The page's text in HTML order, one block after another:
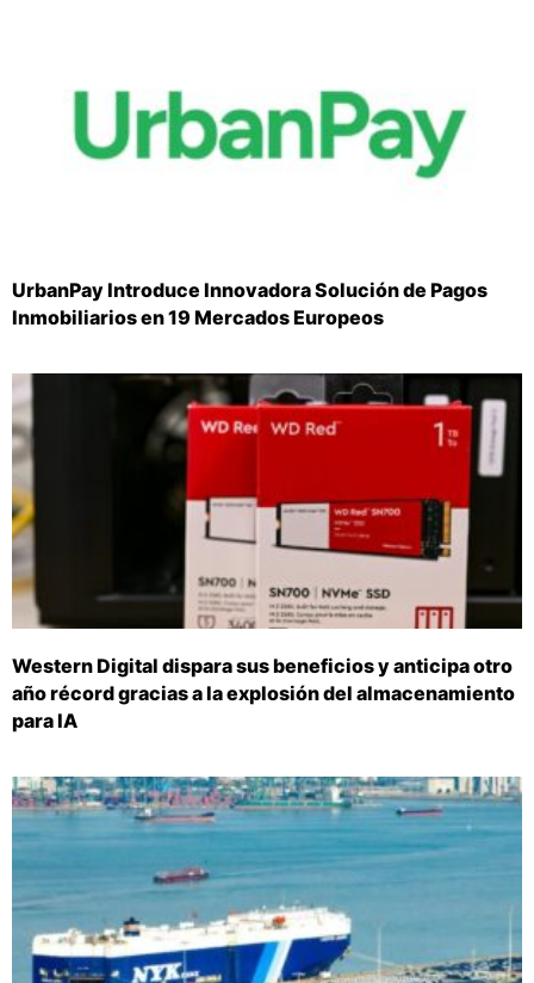
UrbanPay Introduce Innovadora Solución de Pagos
Inmobiliarios en 19 Mercados Europeos
Western Digital dispara sus beneficios y anticipa otro
año récord gracias a la explosión del almacenamiento
para IA